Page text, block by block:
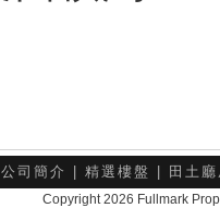
公司簡介 精選樓盤 田土
Copyright 2026 Fullmark